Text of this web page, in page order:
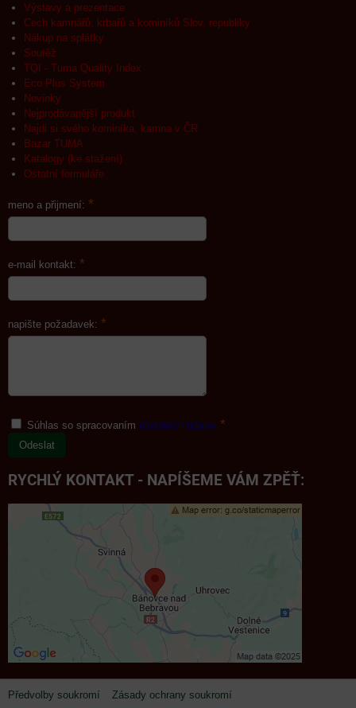
Výstavy a prezentace
Cech kamnářů, krbařů a kominíků Slov. republiky
Nákup na splátky
Soutěž
TQI - Tuma Quality Index
Eco Plus System
Novinky
Nejprodávanější produkt
Najdi si svého kominíka, kamna v ČR
Bazar TUMA
Katalogy (ke stažení)
Ostatní formuláře
meno a přijmení: *
e-mail kontakt: *
napište požadavek: *
Súhlas so spracovaním osobných údajov *
Odeslat
RYCHLÝ KONTAKT - NAPÍŠEME VÁM ZPĚŤ:
Předvolby soukromí Zásady ochrany soukromí